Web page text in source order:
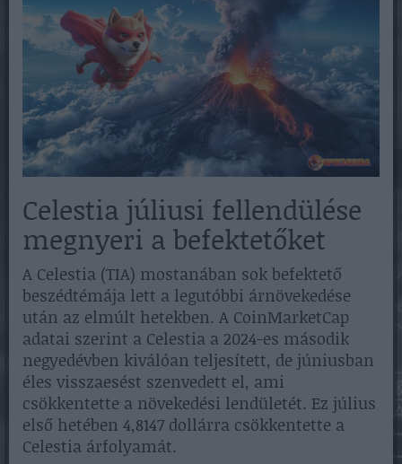
Celestia júliusi fellendülése
megnyeri a befektetőket
A Celestia (TIA) mostanában sok befektető
beszédtémája lett a legutóbbi árnövekedése
után az elmúlt hetekben. A CoinMarketCap
adatai szerint a Celestia a 2024-es második
negyedévben kiválóan teljesített, de júniusban
éles visszaesést szenvedett el, ami
csökkentette a növekedési lendületét. Ez július
első hetében 4,8147 dollárra csökkentette a
Celestia árfolyamát.